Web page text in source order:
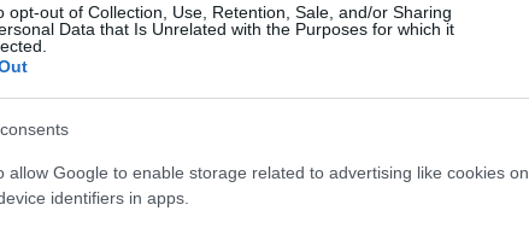
opt-out of Collection, Use, Retention, Sale, and/or Sharing
Data that Is Unrelated with the Purposes for which it
allow Google to enable storage related to advertising like cookies on
identifiers in apps.